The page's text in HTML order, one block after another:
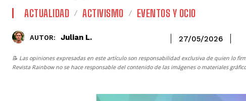
ACTUALIDAD ACTIVISMO EVENTOS Y OCIO
AUTOR: Julian L. 27/05/2026
📝 Las opiniones expresadas en este artículo son responsabilidad exclusiva de quien lo
Revista Rainbowno se hace responsable del contenido de las imágenes o materiales